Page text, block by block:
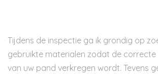
Tijdens de inspectie ga ik grondig op
gebruikte materialen zodat de
van uw pand verkregen wordt. Tevens